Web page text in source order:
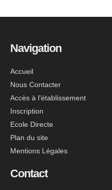
Navigation
Accueil
Nous Contacter
Accès à l'établissement
Inscription
Ecole Directe
Plan du site
Mentions Légales
Contact